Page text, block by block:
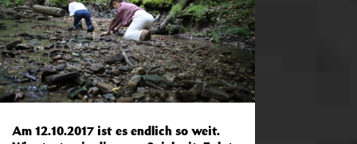
Am 12.10.2017 ist es endlich so weit.